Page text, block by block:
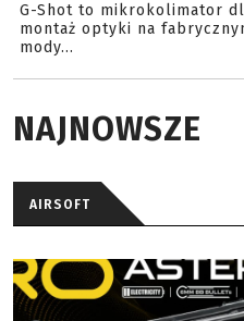
G-Shot to mikrokolimator
montaż optyki na
mody...
NAJNOWSZE
AIRSOFT